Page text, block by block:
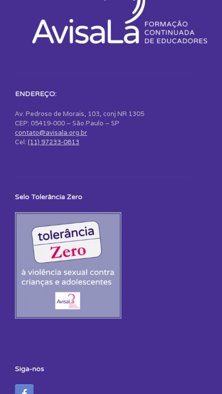
ENDEREÇO:
Av. Pedroso de Morais, 103, conj NR 1305
CEP: 05419-000 – São Paulo – SP
contato@avisala.org.br
Cel: (11) 97233-0813
Selo Tolerância Zero
Siga-nos